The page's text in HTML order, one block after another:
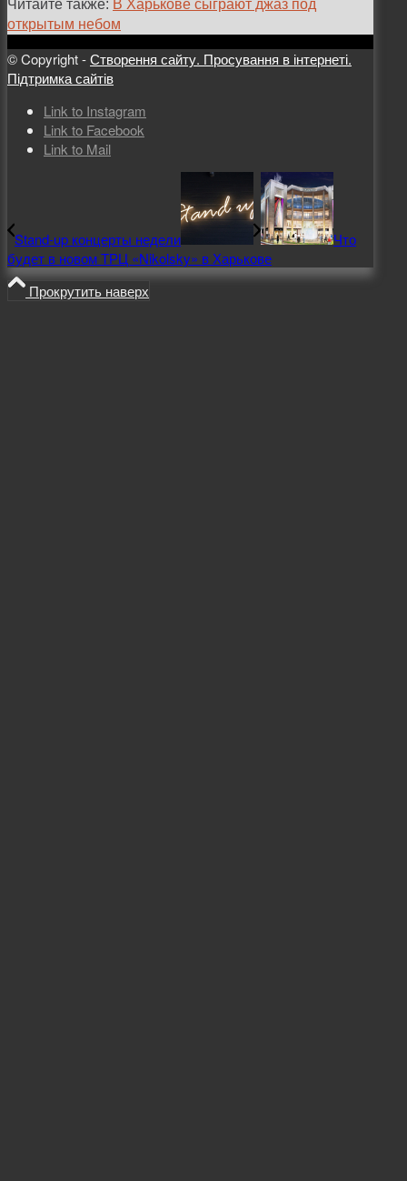
Читайте также: В Харькове сыграют джаз под
открытым небом
© Copyright -Створення сайту. Просування в інтернеті.
Підтримка сайтів
Link to Instagram
Link to Facebook
Link to Mail
Stand-up концерты недели
Что
будет в новом ТРЦ «Nikolsky» в Харькове
Прокрутить наверх